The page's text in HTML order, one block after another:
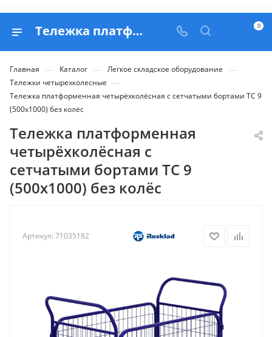
Тележка платформенная четырёхколёсная с сетчатыми бортами ТС 9 (500х1000) без колёс - продажа в Белапекс 0
Главная — Каталог — Легкое складское оборудование —
Тележки четырехколесные —
Тележка платформенная четырёхколёсная с сетчатыми бортами ТС 9
(500х1000) без колёс
Тележка платформенная
четырёхколёсная с
сетчатыми бортами ТС 9
(500х1000) без колёс
Артикул: 71035182